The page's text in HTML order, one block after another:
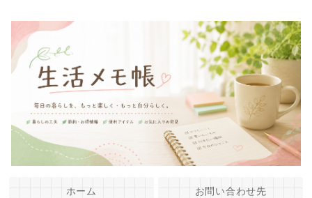
ホーム お問い合わせ先